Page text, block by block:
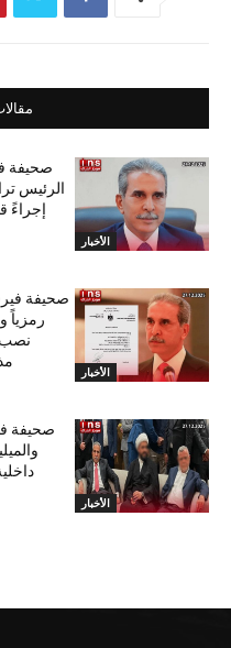
الأخبار
صحيفة
الرئيس
إجراءً
الأخبار
صحيفة
رمزياً
نصب
الأخبار
صحيفة